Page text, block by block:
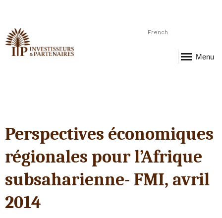
French
Menu
Perspectives économiques
régionales pour l’Afrique
subsaharienne- FMI, avril
2014